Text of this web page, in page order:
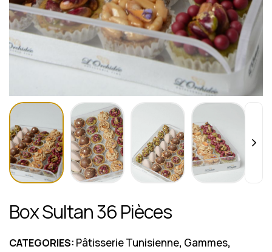
Box Sultan 36 Pièces
CATEGORIES: Pâtisserie Tunisienne, Gammes,